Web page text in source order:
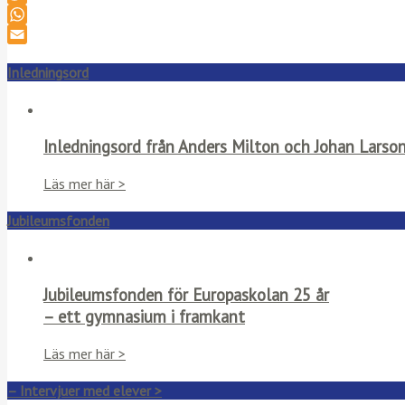
Twitter
WhatsApp
Inledningsord
Inledningsord från Anders Milton och Johan
Läs mer här >
Jubileumsfonden
Jubileumsfonden för Europaskolan 25 år
– ett gymnasium i framkant
Läs mer här >
– Intervjuer med elever >